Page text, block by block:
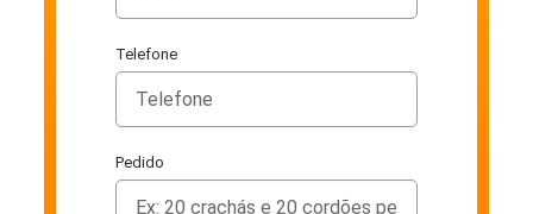
Telefone
Pedido